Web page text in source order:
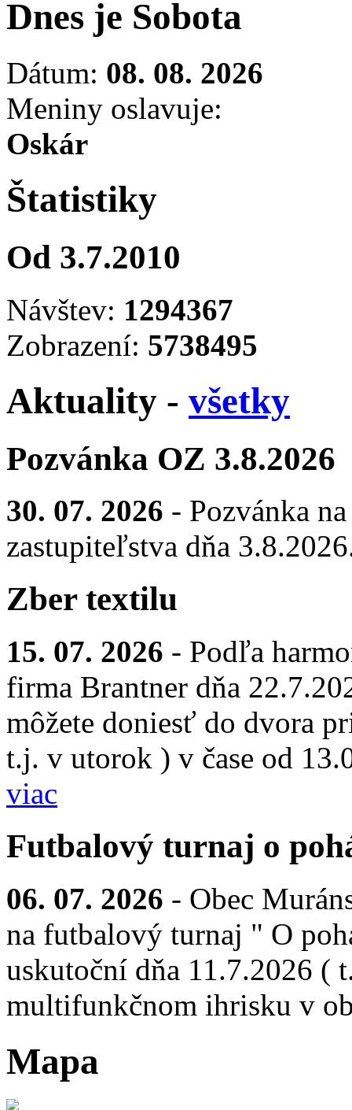
Dnes je Sobota
Dátum: 08. 08. 2026
Meniny oslavuje:
Oskár
Štatistiky
Od 3.7.2010
Návštev: 1294367
Zobrazení: 5738495
Aktuality - všetky
Pozvánka OZ 3.8.2026
30. 07. 2026 - Pozvánka
zastupiteľstva dňa
Zber textilu
15. 07. 2026 - Podľa
firma Brantner dňa
môžete doniesť do dvora
t.j. v utorok ) v čase od
viac
Futbalový turnaj o
06. 07. 2026 - Obec
na futbalový turnaj " O
uskutoční dňa 11.7.2026 (
multifunkčnom ihrisku v
Mapa